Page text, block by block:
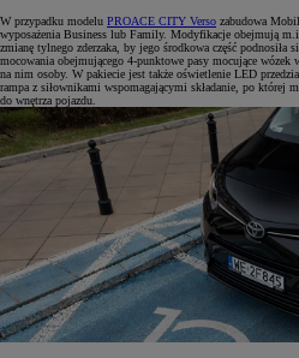
W przypadku modelu PROACE CITY Verso zabudowa
wyposażenia Business lub Family. Modyfikacje obejmują
zmianę tylnego zderzaka, by jego środkowa część podnosiła
mocowania obejmującego 4-punktowe pasy mocujące wózek
na nim osoby. W pakiecie jest także oświetlenie LED
rampa z siłownikami wspomagającymi składanie, po której
do wnętrza pojazdu.